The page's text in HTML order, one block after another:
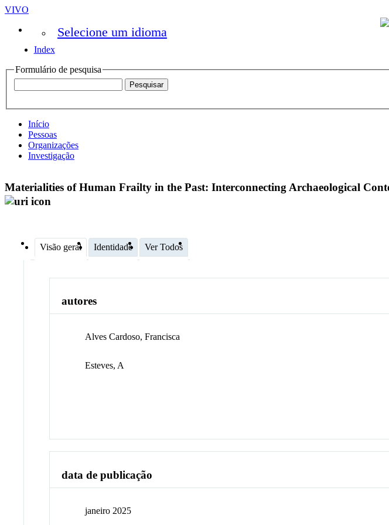
VIVO
Selecione um idioma
Index
Formulário de pesquisa
Início
Pessoas
Organizações
Investigação
Materialities of Human Frailty in the Past: Interconnecting Archaeological
Visão geral Identidade Ver Todos
autores
Alves Cardoso, Francisca
Esteves, A
data de publicação
janeiro 2025